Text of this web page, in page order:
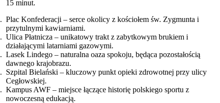
15 minut.
Plac Konfederacji – serce okolicy z kościołem św. Zygmunta i
przytulnymi kawiarniami.
Ulica Płatnicza – unikatowy trakt z zabytkowym brukiem i
działającymi latarniami gazowymi.
Lasek Lindego – naturalna oaza spokoju, będąca pozostałością
dawnego krajobrazu.
Szpital Bielański – kluczowy punkt opieki zdrowotnej przy ulicy
Cegłowskiej.
Kampus AWF – miejsce łączące historię polskiego sportu z
nowoczesną edukacją.